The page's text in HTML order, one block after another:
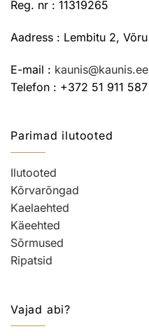
Reg. nr : 11319265
Aadress : Lembitu 2, Võru
E-mail : kaunis@kaunis.ee
Telefon : +372 51 911 587
Parimad ilutooted
Ilutooted
Kõrvarõngad
Kaelaehted
Käeehted
Sõrmused
Ripatsid
Vajad abi?